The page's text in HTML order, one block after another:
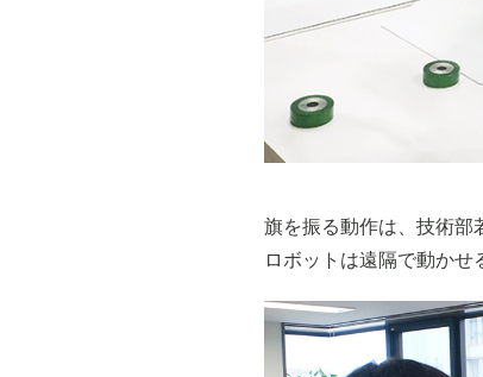
旗を振る動作は、技術部
ロボットは遠隔で動かせ